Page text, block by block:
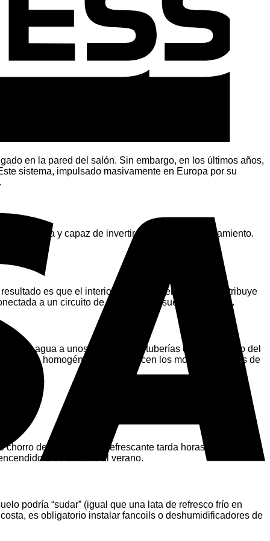
en la pared del salón. Sin embargo, en los últimos años,
sistema, impulsado masivamente en Europa por su
escala y capaz de invertir su ciclo de funcionamiento.
es que el interior se enfría. Pero, ¿cómo distribuye
a un circuito de agua bajo el suelo de tu casa.
agua a unos 15ºC por las tuberías ocultas debajo del
forma homogénea. Desaparecen los molestos chorros de
de aire, el suelo refrescante tarda horas en bajar la
24/7 durante el verano.
podría “sudar” (igual que una lata de refresco frío en
es obligatorio instalar fancoils o deshumidificadores de